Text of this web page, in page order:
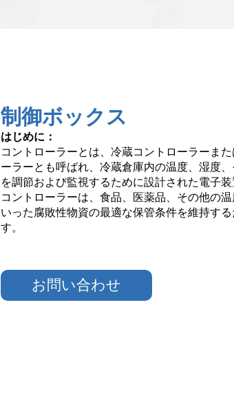
制御ボックス
はじめに：
コントローラーとは、冷蔵コントローラーま
ーラーとも呼ばれ、冷蔵倉庫内の温度、湿度
を調節および監視するために設計された電子
コントローラーは、食品、医薬品、その他の
いった腐敗性物資の最適な保管条件を維持す
す。
お問い合わせ